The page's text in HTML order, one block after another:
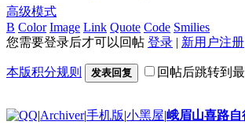
高级模式
B Color Image Link Quote Code Smilies
您需要登录后才可以回帖 登录 | 新用户注册
本版积分规则 发表回复 回帖后跳转到
|Archiver|手机版|小黑屋|峨眉山喜路